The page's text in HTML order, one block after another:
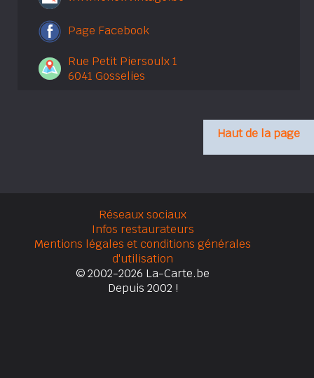
Page Facebook
Rue Petit Piersoulx 1
6041 Gosselies
Haut de la page
Réseaux sociaux
Infos restaurateurs
Mentions légales et conditions générales
d'utilisation
© 2002-2026 La-Carte.be
Depuis 2002 !